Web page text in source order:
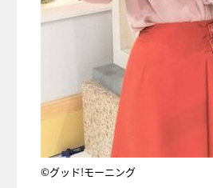
©グッド!モーニング